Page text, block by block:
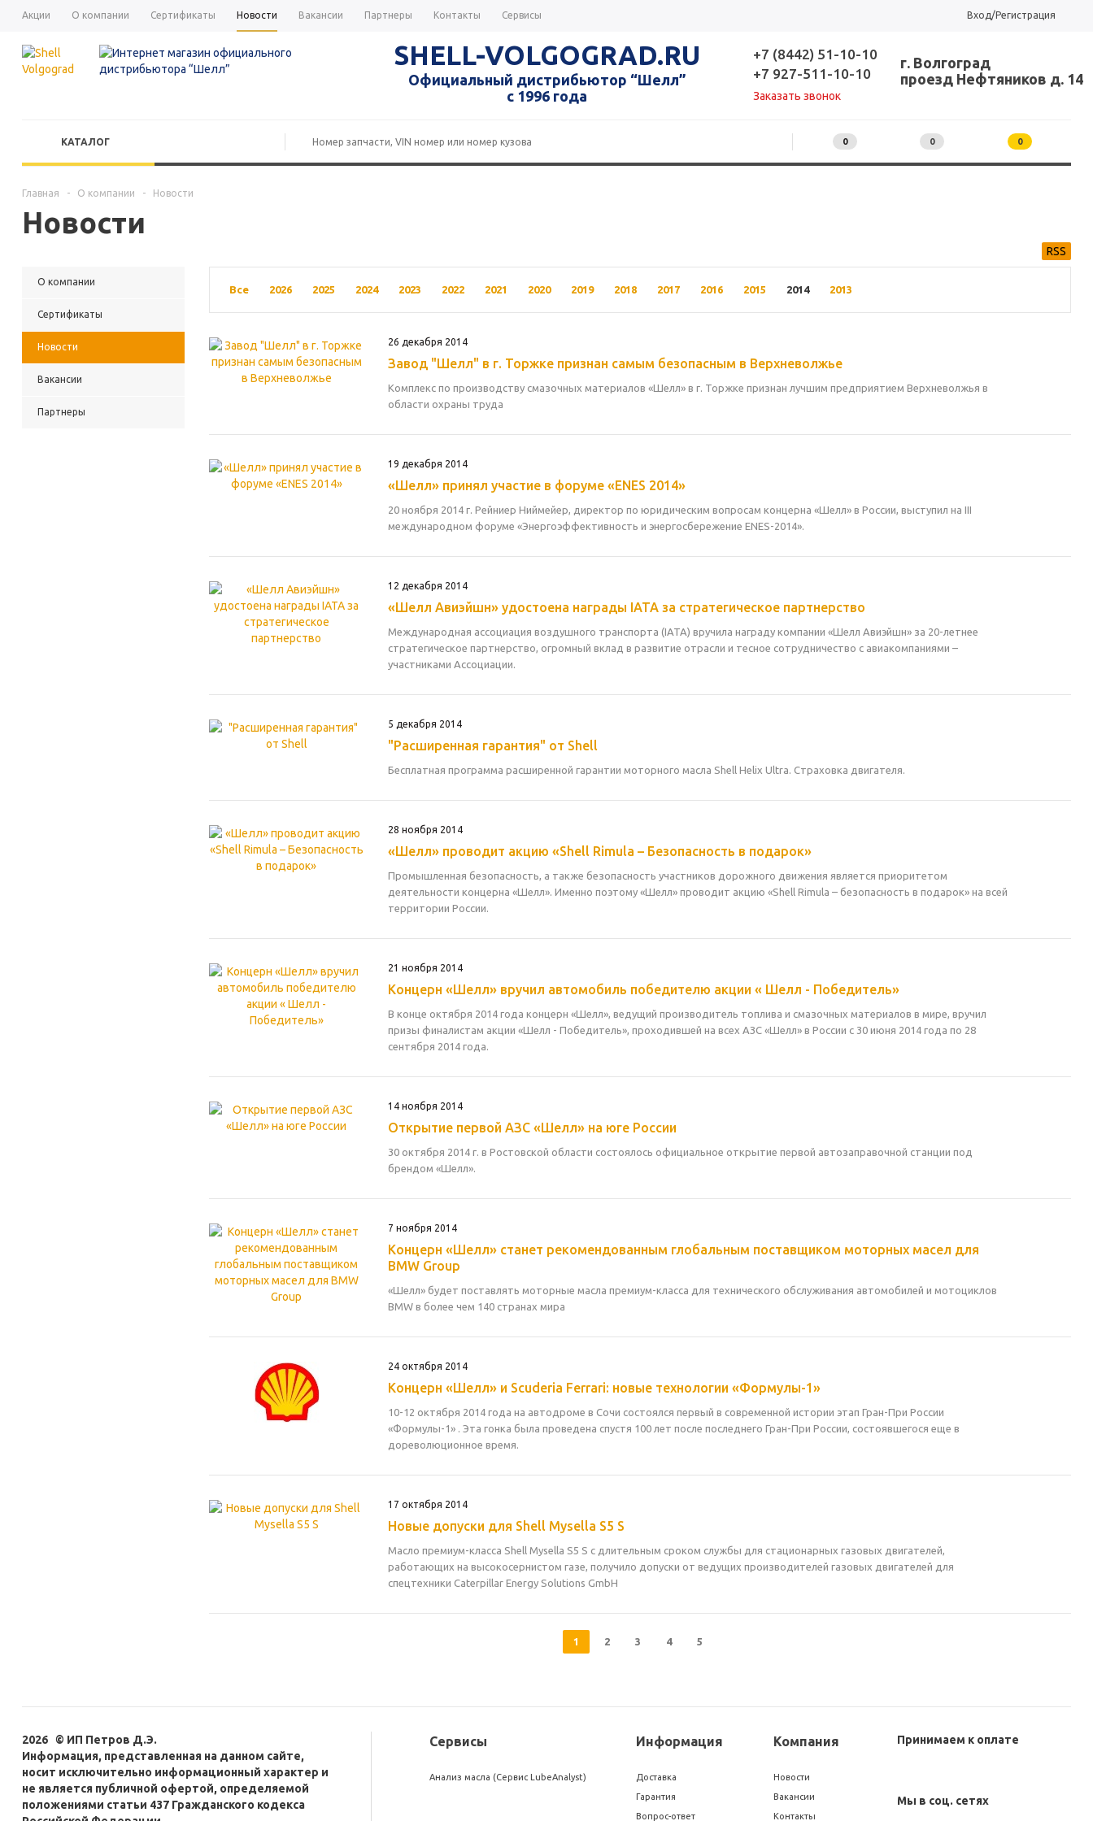
Акции О компании Сертификаты Новости Вакансии Партнеры Контакты Сервисы Вход/Регистрация
SHELL-VOLGOGRAD.RU
Официальный дистрибьютор “Шелл”
с 1996 года
+7 (8442) 51-10-10
+7 927-511-10-10
Заказать звонок
г. Волгоград
проезд Нефтяников д. 14
КАТАЛОГ 0 0 0
Главная - О компании - Новости
Новости
О компании
Сертификаты
Новости
Вакансии
Партнеры
RSS
Все 2026 2025 2024 2023 2022 2021 2020 2019 2018 2017 2016 2015 2014 2013
26 декабря 2014
Завод "Шелл" в г. Торжке признан самым безопасным в Верхневолжье
Комплекс по производству смазочных материалов «Шелл» в г. Торжке признан лучшим предприятием Верхневолжья в
области охраны труда
19 декабря 2014
«Шелл» принял участие в форуме «ENES 2014»
20 ноября 2014 г. Рейниер Ниймейер, директор по юридическим вопросам концерна «Шелл» в России, выступил на III
международном форуме «Энергоэффективность и энергосбережение ENES-2014».
12 декабря 2014
«Шелл Авиэйшн» удостоена награды IATA за стратегическое партнерство
Международная ассоциация воздушного транспорта (IATA) вручила награду компании «Шелл Авиэйшн» за 20-летнее
стратегическое партнерство, огромный вклад в развитие отрасли и тесное сотрудничество с авиакомпаниями –
участниками Ассоциации.
5 декабря 2014
"Расширенная гарантия" от Shell
Бесплатная программа расширенной гарантии моторного масла Shell Helix Ultra. Страховка двигателя.
28 ноября 2014
«Шелл» проводит акцию «Shell Rimula – Безопасность в подарок»
Промышленная безопасность, а также безопасность участников дорожного движения является приоритетом
деятельности концерна «Шелл». Именно поэтому «Шелл» проводит акцию «Shell Rimula – безопасность в подарок» на всей
территории России.
21 ноября 2014
Концерн «Шелл» вручил автомобиль победителю акции « Шелл - Победитель»
В конце октября 2014 года концерн «Шелл», ведущий производитель топлива и смазочных материалов в мире, вручил
призы финалистам акции «Шелл - Победитель», проходившей на всех АЗС «Шелл» в России с 30 июня 2014 года по 28
сентября 2014 года.
14 ноября 2014
Открытие первой АЗС «Шелл» на юге России
30 октября 2014 г. в Ростовской области состоялось официальное открытие первой автозаправочной станции под
брендом «Шелл».
7 ноября 2014
Концерн «Шелл» станет рекомендованным глобальным поставщиком моторных масел для
BMW Group
«Шелл» будет поставлять моторные масла премиум-класса для технического обслуживания автомобилей и мотоциклов
BMW в более чем 140 странах мира
24 октября 2014
Концерн «Шелл» и Scuderia Ferrari: новые технологии «Формулы-1»
10-12 октября 2014 года на автодроме в Сочи состоялся первый в современной истории этап Гран-При России
«Формулы-1» . Эта гонка была проведена спустя 100 лет после последнего Гран-При России, состоявшегося еще в
дореволюционное время.
17 октября 2014
Новые допуски для Shell Mysella S5 S
Масло премиум-класса Shell Mysella S5 S c длительным сроком службы для стационарных газовых двигателей,
работающих на высокосернистом газе, получило допуски от ведущих производителей газовых двигателей для
спецтехники Caterpillar Energy Solutions GmbH
1 2 3 4 5
2026 © ИП Петров Д.Э.
Информация, представленная на данном сайте,
носит исключительно информационный характер и
не является публичной офертой, определяемой
положениями статьи 437 Гражданского кодекса
Сервисы
Анализ масла (Сервис LubeAnalyst)
Информация
Доставка
Гарантия
Вопрос-ответ
Компания
Новости
Вакансии
Контакты
Принимаем к оплате
Мы в соц. сетях